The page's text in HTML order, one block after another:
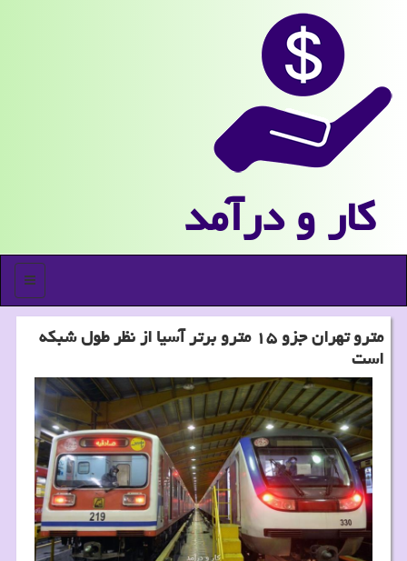
كار و درآمد
منو
مترو تهران جزو ۱۵ مترو برتر آسیا از نظر طول شبكه
است